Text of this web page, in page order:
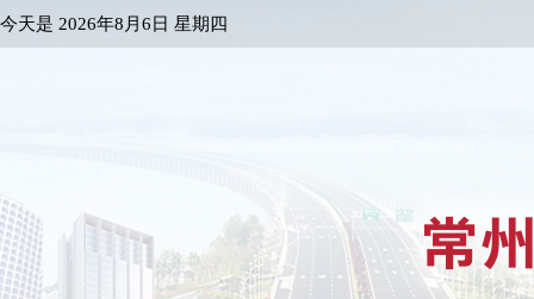
今天是 2026年8月6日 星期四